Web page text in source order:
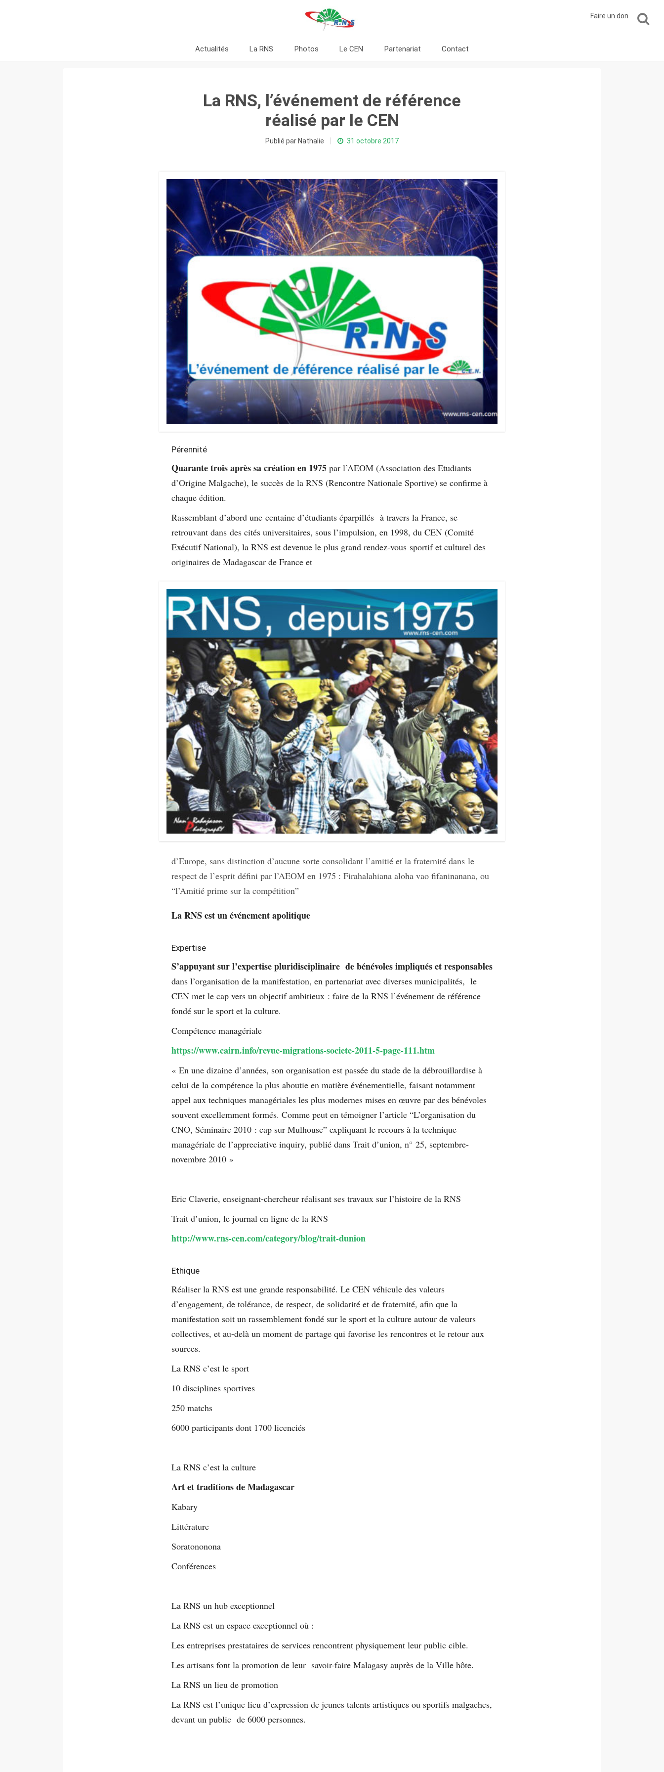
Faire un don
Actualités La RNS Photos Le CEN Partenariat Contact
La RNS, l’événement de référence
réalisé par le CEN
Publié par Nathalie 31 octobre 2017
Pérennité
Quarante trois après sa création en 1975 par l’AEOM (Association des Etudiants
d’Origine Malgache), le succès de la RNS (Rencontre Nationale Sportive) se confirme à
chaque édition.
Rassemblant d’abord une centaine d’étudiants éparpillés à travers la France, se
retrouvant dans des cités universitaires, sous l’impulsion, en 1998, du CEN (Comité
Exécutif National), la RNS est devenue le plus grand rendez-vous sportif et culturel des
originaires de Madagascar de France et
d’Europe, sans distinction d’aucune sorte consolidant l’amitié et la fraternité dans le
respect de l’esprit défini par l’AEOM en 1975 : Firahalahiana aloha vao fifaninanana, ou
“l’Amitié prime sur la compétition”
La RNS est un événement apolitique
Expertise
S’appuyant sur l’expertise pluridisciplinaire de bénévoles impliqués et responsables
dans l’organisation de la manifestation, en partenariat avec diverses municipalités, le
CEN met le cap vers un objectif ambitieux : faire de la RNS l’événement de référence
fondé sur le sport et la culture.
Compétence managériale
https://www.cairn.info/revue-migrations-societe-2011-5-page-111.htm
« En une dizaine d’années, son organisation est passée du stade de la débrouillardise à
celui de la compétence la plus aboutie en matière événementielle, faisant notamment
appel aux techniques managériales les plus modernes mises en œuvre par des bénévoles
souvent excellemment formés. Comme peut en témoigner l’article “L’organisation du
CNO, Séminaire 2010 : cap sur Mulhouse” expliquant le recours à la technique
managériale de l’appreciative inquiry, publié dans Trait d’union, n° 25, septembre-
novembre 2010 »
Eric Claverie, enseignant-chercheur réalisant ses travaux sur l’histoire de la RNS
Trait d’union, le journal en ligne de la RNS
http://www.rns-cen.com/category/blog/trait-dunion
Ethique
Réaliser la RNS est une grande responsabilité. Le CEN véhicule des valeurs
d’engagement, de tolérance, de respect, de solidarité et de fraternité, afin que la
manifestation soit un rassemblement fondé sur le sport et la culture autour de valeurs
collectives, et au-delà un moment de partage qui favorise les rencontres et le retour aux
sources.
La RNS c’est le sport
10 disciplines sportives
250 matchs
6000 participants dont 1700 licenciés
La RNS c’est la culture
Art et traditions de Madagascar
Kabary
Littérature
Soratononona
Conférences
La RNS un hub exceptionnel
La RNS est un espace exceptionnel où :
Les entreprises prestataires de services rencontrent physiquement leur public cible.
Les artisans font la promotion de leur savoir-faire Malagasy auprès de la Ville hôte.
La RNS un lieu de promotion
La RNS est l’unique lieu d’expression de jeunes talents artistiques ou sportifs malgaches,
devant un public de 6000 personnes.